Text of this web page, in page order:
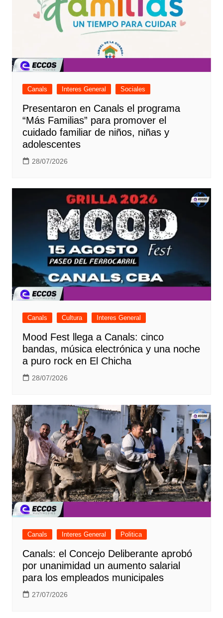
Canals Interes General Sociales
Presentaron en Canals el programa
“Más Familias” para promover el
cuidado familiar de niños, niñas y
adolescentes
28/07/2026
Canals Cultura Interes General
Mood Fest llega a Canals: cinco
bandas, música electrónica y una noche
a puro rock en El Chicha
28/07/2026
Canals Interes General Politica
Canals: el Concejo Deliberante aprobó
por unanimidad un aumento salarial
para los empleados municipales
27/07/2026